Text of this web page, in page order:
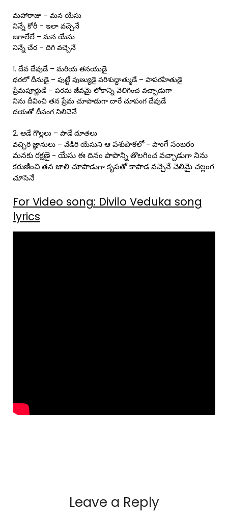
మహారాజు – మన యేసు
నిన్నే కోరీ – ఇలా వచ్చెనే
జగాలేలే – మన యేసు
నిన్నే చేర – దిగి వచ్చెనే
1. దేవ దేవుడే – మరియ తనయుడై
ధరలో దీనుడై – పుట్టే పుణ్యుడై పరిశుద్ధాత్ముడే – పాపరహితుడై
ప్రేమపూర్ణుడే – పరమ జీవమై లోకాన్ని వెలిగించ వచ్చాడుగా
నిను దీవించి తన ప్రేమ చూపాడుగా దారే చూపంగ దేవుడే
దయతో దీపంగ నిలిచెనే
2. ఆడే గొల్లలు – పాడే దూతలు
వచ్చిరి జ్ఞానులు – వేడిరి యేసుని ఆ పశుపాకలో - పొంగే సంబరం
మనకు రక్షణై - యేసు ఈ దినం పాపాన్ని తొలగించ వచ్చాడుగా నిను
కరుణించి తన జాలి చూపాడుగా కృపతో కాపాడ వచ్చెనే చెలిమై చల్లంగ
చూసెనే
For Video song: Divilo Veduka song
lyrics
Leave a Reply